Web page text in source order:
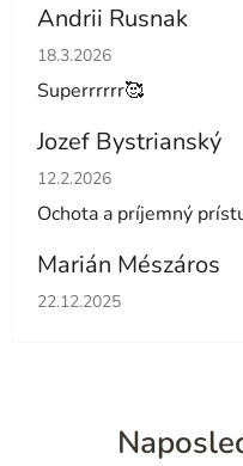
Andrii Rusnak
Hodnotenie obchodu je
18.3.2026
Superrrrrr🥰
Jozef Bystrianský
Hodnotenie obchodu je
12.2.2026
Ochota a príjemný
Marián Mészáros
Hodnotenie obchodu je
22.12.2025